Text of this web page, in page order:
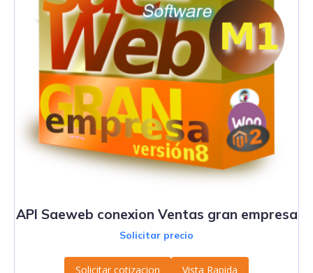
API Saeweb conexion Ventas gran empresa
Solicitar precio
Solicitar cotizacion Vista Rapida